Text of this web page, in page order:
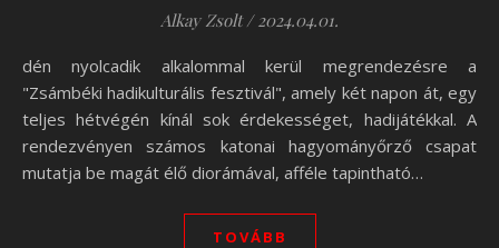
Alkay Zsolt / 2024.04.01.
dén nyolcadik alkalommal kerül megrendezésre a
"Zsámbéki hadikulturális fesztivál", amely két napon át, egy
teljes hétvégén kínál sok érdekességet, hadijátékkal. A
rendezvényen számos katonai hagyományőrző csapat
mutatja be magát élő diorámával, afféle tapintható…
TOVÁBB